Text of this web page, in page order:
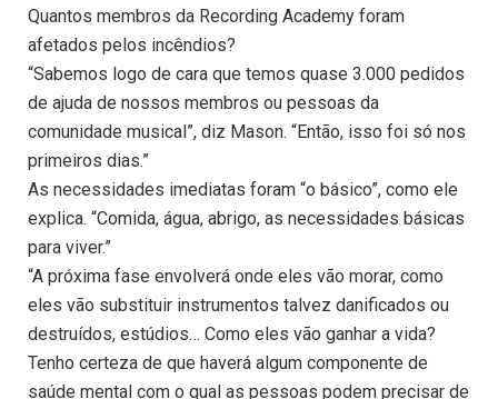
Quantos membros da Recording Academy foram
afetados pelos incêndios?
“Sabemos logo de cara que temos quase 3.000 pedidos
de ajuda de nossos membros ou pessoas da
comunidade musical”, diz Mason. “Então, isso foi só nos
primeiros dias.”
As necessidades imediatas foram “o básico”, como ele
explica. “Comida, água, abrigo, as necessidades básicas
para viver.”
“A próxima fase envolverá onde eles vão morar, como
eles vão substituir instrumentos talvez danificados ou
destruídos, estúdios… Como eles vão ganhar a vida?
Tenho certeza de que haverá algum componente de
saúde mental com o qual as pessoas podem precisar de